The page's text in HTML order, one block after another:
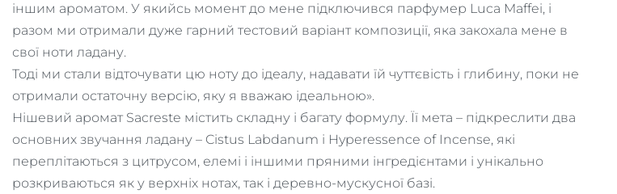
іншим ароматом. У якийсь момент до мене підключився парфумер Luca Maffei, і
разом ми отримали дуже гарний тестовий варіант композиції, яка закохала мене в
свої ноти ладану.
Тоді ми стали відточувати цю ноту до ідеалу, надавати їй чуттєвість і глибину, поки не
отримали остаточну версію, яку я вважаю ідеальною».
Нішевий аромат Sacreste містить складну і багату формулу. Її мета – підкреслити два
основних звучання ладану – Cistus Labdanum і Hyperessence of Incense, які
переплітаються з цитрусом, елемі і іншими пряними інгредієнтами і унікально
розкриваються як у верхніх нотах, так і деревно-мускусної базі.